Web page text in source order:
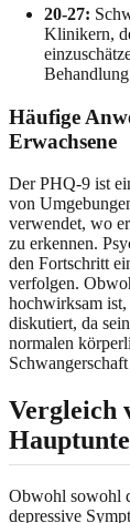
20-27:
Klinikern,
Häufige
Erwachsene
Der PHQ-9 ist
von
verwendet, wo
zu erkennen.
den Fortschritt
verfolgen.
hochwirksam
diskutiert, da
normalen
Vergleich
Obwohl sowohl
depressive